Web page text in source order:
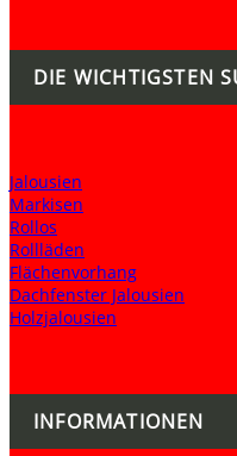
DIE WICHTIGSTEN
Jalousien
Markisen
Rollos
Rollläden
Flächenvorhang
Dachfenster Jalousien
Holzjalousien
INFORMATIONEN